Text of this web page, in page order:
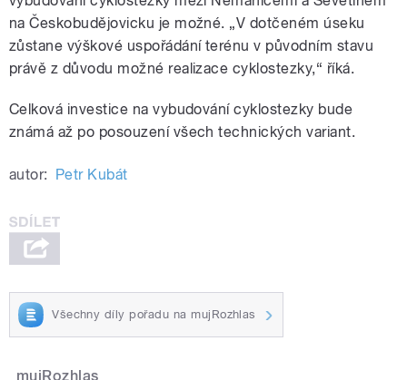
na Českobudějovicku je možné. „V dotčeném úseku
zůstane výškové uspořádání terénu v původním stavu
právě z důvodu možné realizace cyklostezky,“ říká.
Celková investice na vybudování cyklostezky bude
známá až po posouzení všech technických variant.
autor: Petr Kubát
Všechny díly pořadu na mujRozhlas
mujRozhlas